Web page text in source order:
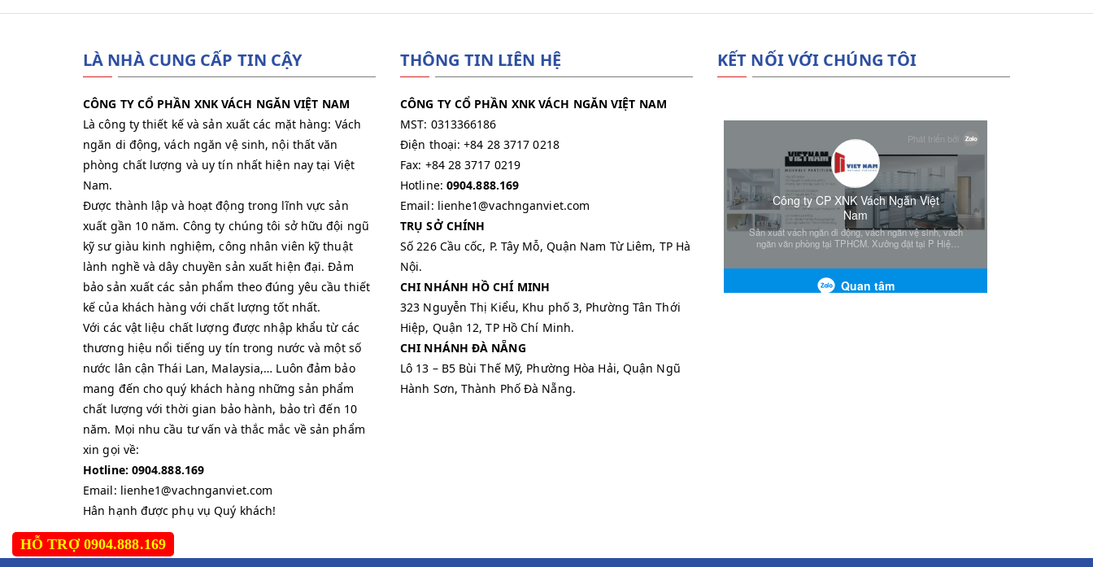
LÀ NHÀ CUNG CẤP TIN CẬY
CÔNG TY CỔ PHẦN XNK VÁCH NGĂN VIỆT NAM
Là công ty thiết kế và sản xuất các mặt hàng: Vách
ngăn di động, vách ngăn vệ sinh, nội thất văn
phòng chất lượng và uy tín nhất hiện nay tại Việt
Nam.
Được thành lập và hoạt động trong lĩnh vực sản
xuất gần 10 năm. Công ty chúng tôi sở hữu đội ngũ
kỹ sư giàu kinh nghiệm, công nhân viên kỹ thuật
lành nghề và dây chuyền sản xuất hiện đại. Đảm
bảo sản xuất các sản phẩm theo đúng yêu cầu thiết
kế của khách hàng với chất lượng tốt nhất.
Với các vật liệu chất lượng được nhập khẩu từ các
thương hiệu nổi tiếng uy tín trong nước và một số
nước lân cận Thái Lan, Malaysia,… Luôn đảm bảo
mang đến cho quý khách hàng những sản phẩm
chất lượng với thời gian bảo hành, bảo trì đến 10
năm. Mọi nhu cầu tư vấn và thắc mắc về sản phẩm
xin gọi về:
Hotline: 0904.888.169
Email: lienhe1@vachnganviet.com
Hân hạnh được phụ vụ Quý khách!
THÔNG TIN LIÊN HỆ
CÔNG TY CỔ PHẦN XNK VÁCH NGĂN VIỆT NAM
MST: 0313366186
Điện thoại: +84 28 3717 0218
Fax: +84 28 3717 0219
Hotline: 0904.888.169
Email: lienhe1@vachnganviet.com
TRỤ SỞ CHÍNH
Số 226 Cầu cốc, P. Tây Mỗ, Quận Nam Từ Liêm, TP Hà
Nội.
CHI NHÁNH HỒ CHÍ MINH
323 Nguyễn Thị Kiểu, Khu phố 3, Phường Tân Thới
Hiệp, Quận 12, TP Hồ Chí Minh.
CHI NHÁNH ĐÀ NẴNG
Lô 13 – B5 Bùi Thế Mỹ, Phường Hòa Hải, Quận Ngũ
Hành Sơn, Thành Phố Đà Nẵng.
KẾT NỐI VỚI CHÚNG TÔI
HỖ TRỢ 0904.888.169